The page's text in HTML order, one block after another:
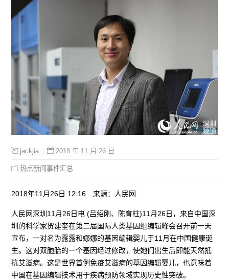
jackjia 2018 年 11 月 26 日
热点新闻事件汇总
2018年11月26日 12:16 来源：人民网
人民网深圳11月26日电 (吕绍刚、陈育柱)11月26日，来自中国深
圳的科学家贺建奎在第二届国际人类基因组编辑峰会召开前一天
宣布，一对名为露露和娜娜的基因编辑婴儿于11月在中国健康诞
生。这对双胞胎的一个基因经过修改，使她们出生后即能天然抵
抗艾滋病。这是世界首例免疫艾滋病的基因编辑婴儿，也意味着
中国在基因编辑技术用于疾病预防领域实现历史性突破。